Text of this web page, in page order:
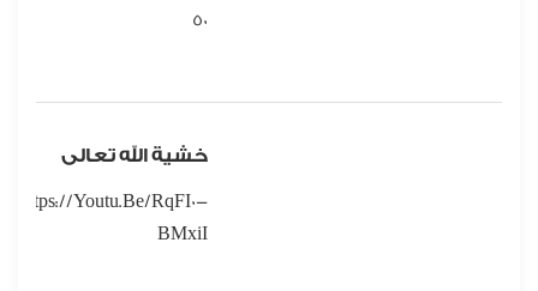
50
خشية الله تعالى
Https://youtu.be/rqFI0-
BMxiI